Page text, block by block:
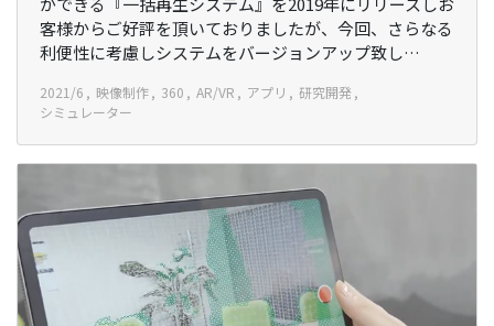
客様からご好評を頂いておりましたが、今回、さらなる
利便性に考慮しシステムをバージョンアップ致し…
2021/6 映像制作 360 AR/VR アプリ
研究開発
シミュレーター